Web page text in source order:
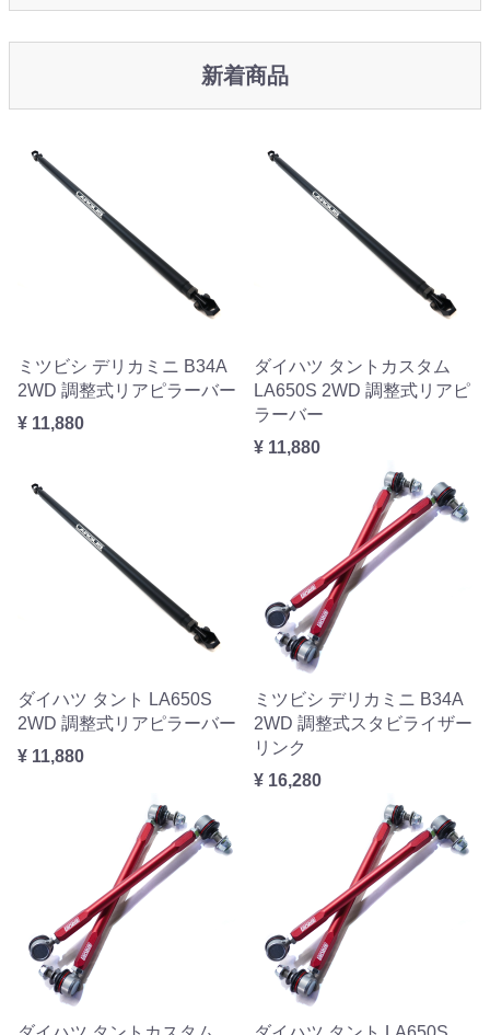
新着商品
ミツビシ デリカミニ B34A
2WD 調整式リアピラーバー
¥ 11,880
ダイハツ タントカスタム
LA650S 2WD 調整式リアピ
ラーバー
¥ 11,880
ダイハツ タント LA650S
2WD 調整式リアピラーバー
¥ 11,880
ミツビシ デリカミニ B34A
2WD 調整式スタビライザー
リンク
¥ 16,280